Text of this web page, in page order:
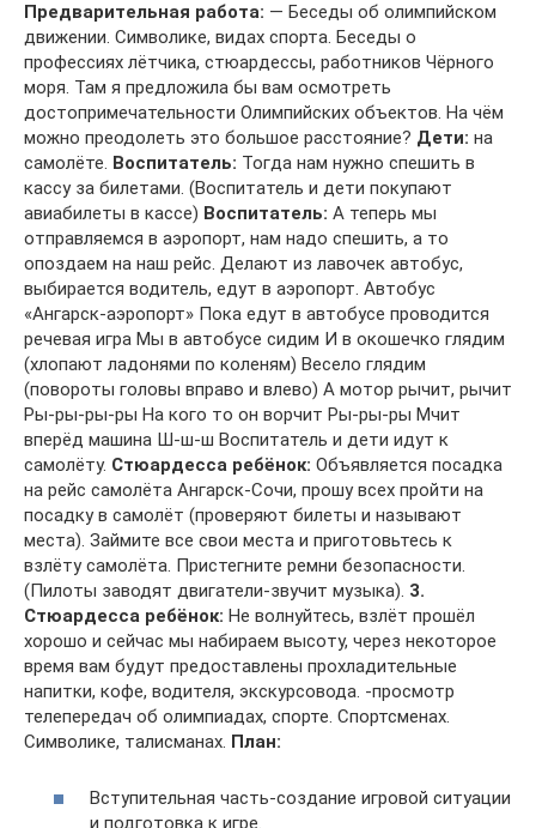
Предварительная работа: — Беседы об олимпийском
движении. Символике, видах спорта. Беседы о
профессиях лётчика, стюардессы, работников Чёрного
моря. Там я предложила бы вам осмотреть
достопримечательности Олимпийских объектов. На чём
можно преодолеть это большое расстояние? Дети: на
самолёте. Воспитатель: Тогда нам нужно спешить в
кассу за билетами. (Воспитатель и дети покупают
авиабилеты в кассе) Воспитатель: А теперь мы
отправляемся в аэропорт, нам надо спешить, а то
опоздаем на наш рейс. Делают из лавочек автобус,
выбирается водитель, едут в аэропорт. Автобус
«Ангарск-аэропорт» Пока едут в автобусе проводится
речевая игра Мы в автобусе сидим И в окошечко глядим
(хлопают ладонями по коленям) Весело глядим
(повороты головы вправо и влево) А мотор рычит, рычит
Ры-ры-ры-ры На кого то он ворчит Ры-ры-ры Мчит
вперёд машина Ш-ш-ш Воспитатель и дети идут к
самолёту. Стюардесса ребёнок: Объявляется посадка
на рейс самолёта Ангарск-Сочи, прошу всех пройти на
посадку в самолёт (проверяют билеты и называют
места). Займите все свои места и приготовьтесь к
взлёту самолёта. Пристегните ремни безопасности.
(Пилоты заводят двигатели-звучит музыка). 3.
Стюардесса ребёнок: Не волнуйтесь, взлёт прошёл
хорошо и сейчас мы набираем высоту, через некоторое
время вам будут предоставлены прохладительные
напитки, кофе, водителя, экскурсовода. -просмотр
телепередач об олимпиадах, спорте. Спортсменах.
Символике, талисманах. План:
Вступительная часть-создание игровой ситуации
и подготовка к игре.